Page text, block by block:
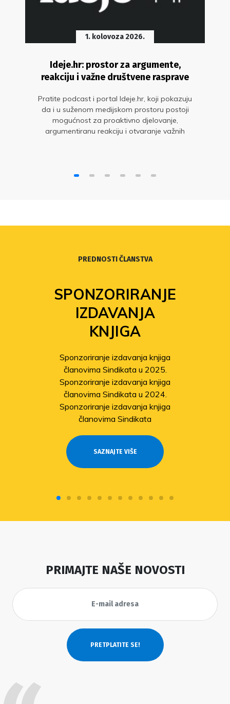
1. kolovoza 2026.
Ideje.hr: prostor za argumente,
reakciju i važne društvene rasprave
Pratite podcast i portal Ideje.hr, koji pokazuju
da i u suženom medijskom prostoru postoji
mogućnost za proaktivno djelovanje,
argumentiranu reakciju i otvaranje važnih
PREDNOSTI ČLANSTVA
SPONZORIRANJE
IZDAVANJA
KNJIGA
Sponzoriranje izdavanja knjiga
članovima Sindikata u 2025.
Sponzoriranje izdavanja knjiga
članovima Sindikata u 2024.
Sponzoriranje izdavanja knjiga
članovima Sindikata
SAZNAJTE VIŠE
PRIMAJTE NAŠE NOVOSTI